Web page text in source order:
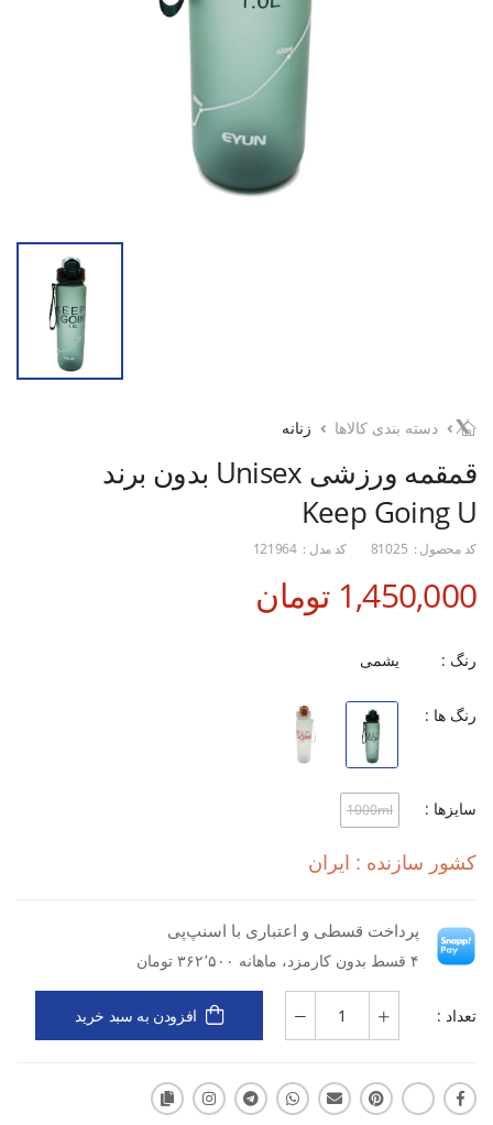
دسته بندی کالاها زنانه
قمقمه ورزشی Unisex بدون برند
Keep Going U
کد محصول : 81025 کد مدل : 121964
1,450,000 تومان
رنگ : یشمی
رنگ ها :
سایزها : 1000ml
کشور سازنده : ایران
پرداخت قسطی و اعتباری با اسنپ‌پی
۴ قسط بدون کارمزد، ماهانه ۳۶۲٬۵۰۰ تومان
تعداد : افزودن به سبد خرید